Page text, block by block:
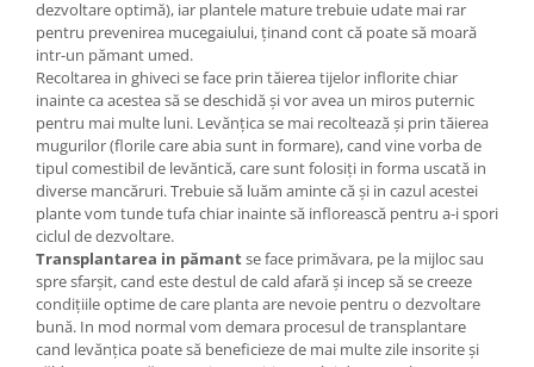
dezvoltare optimă), iar plantele mature trebuie udate mai rar
pentru prevenirea mucegaiului, ținand cont că poate să moară
intr-un pămant umed.
Recoltarea in ghiveci se face prin tăierea tijelor inflorite chiar
inainte ca acestea să se deschidă și vor avea un miros puternic
pentru mai multe luni. Levănțica se mai recoltează și prin tăierea
mugurilor (florile care abia sunt in formare), cand vine vorba de
tipul comestibil de levăntică, care sunt folosiți in forma uscată in
diverse mancăruri. Trebuie să luăm aminte că și in cazul acestei
plante vom tunde tufa chiar inainte să inflorească pentru a-i spori
ciclul de dezvoltare.
Transplantarea in pămantse face primăvara, pe la mijloc sau
spre sfarșit, cand este destul de cald afară și incep să se creeze
condițiile optime de care planta are nevoie pentru o dezvoltare
bună. In mod normal vom demara procesul de transplantare
cand levănțica poate să beneficieze de mai multe zile insorite și